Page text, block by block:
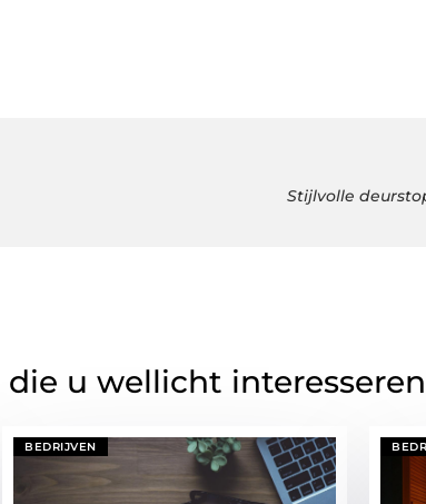
Stijlvolle
die u wellicht interesseren
BEDRIJVEN